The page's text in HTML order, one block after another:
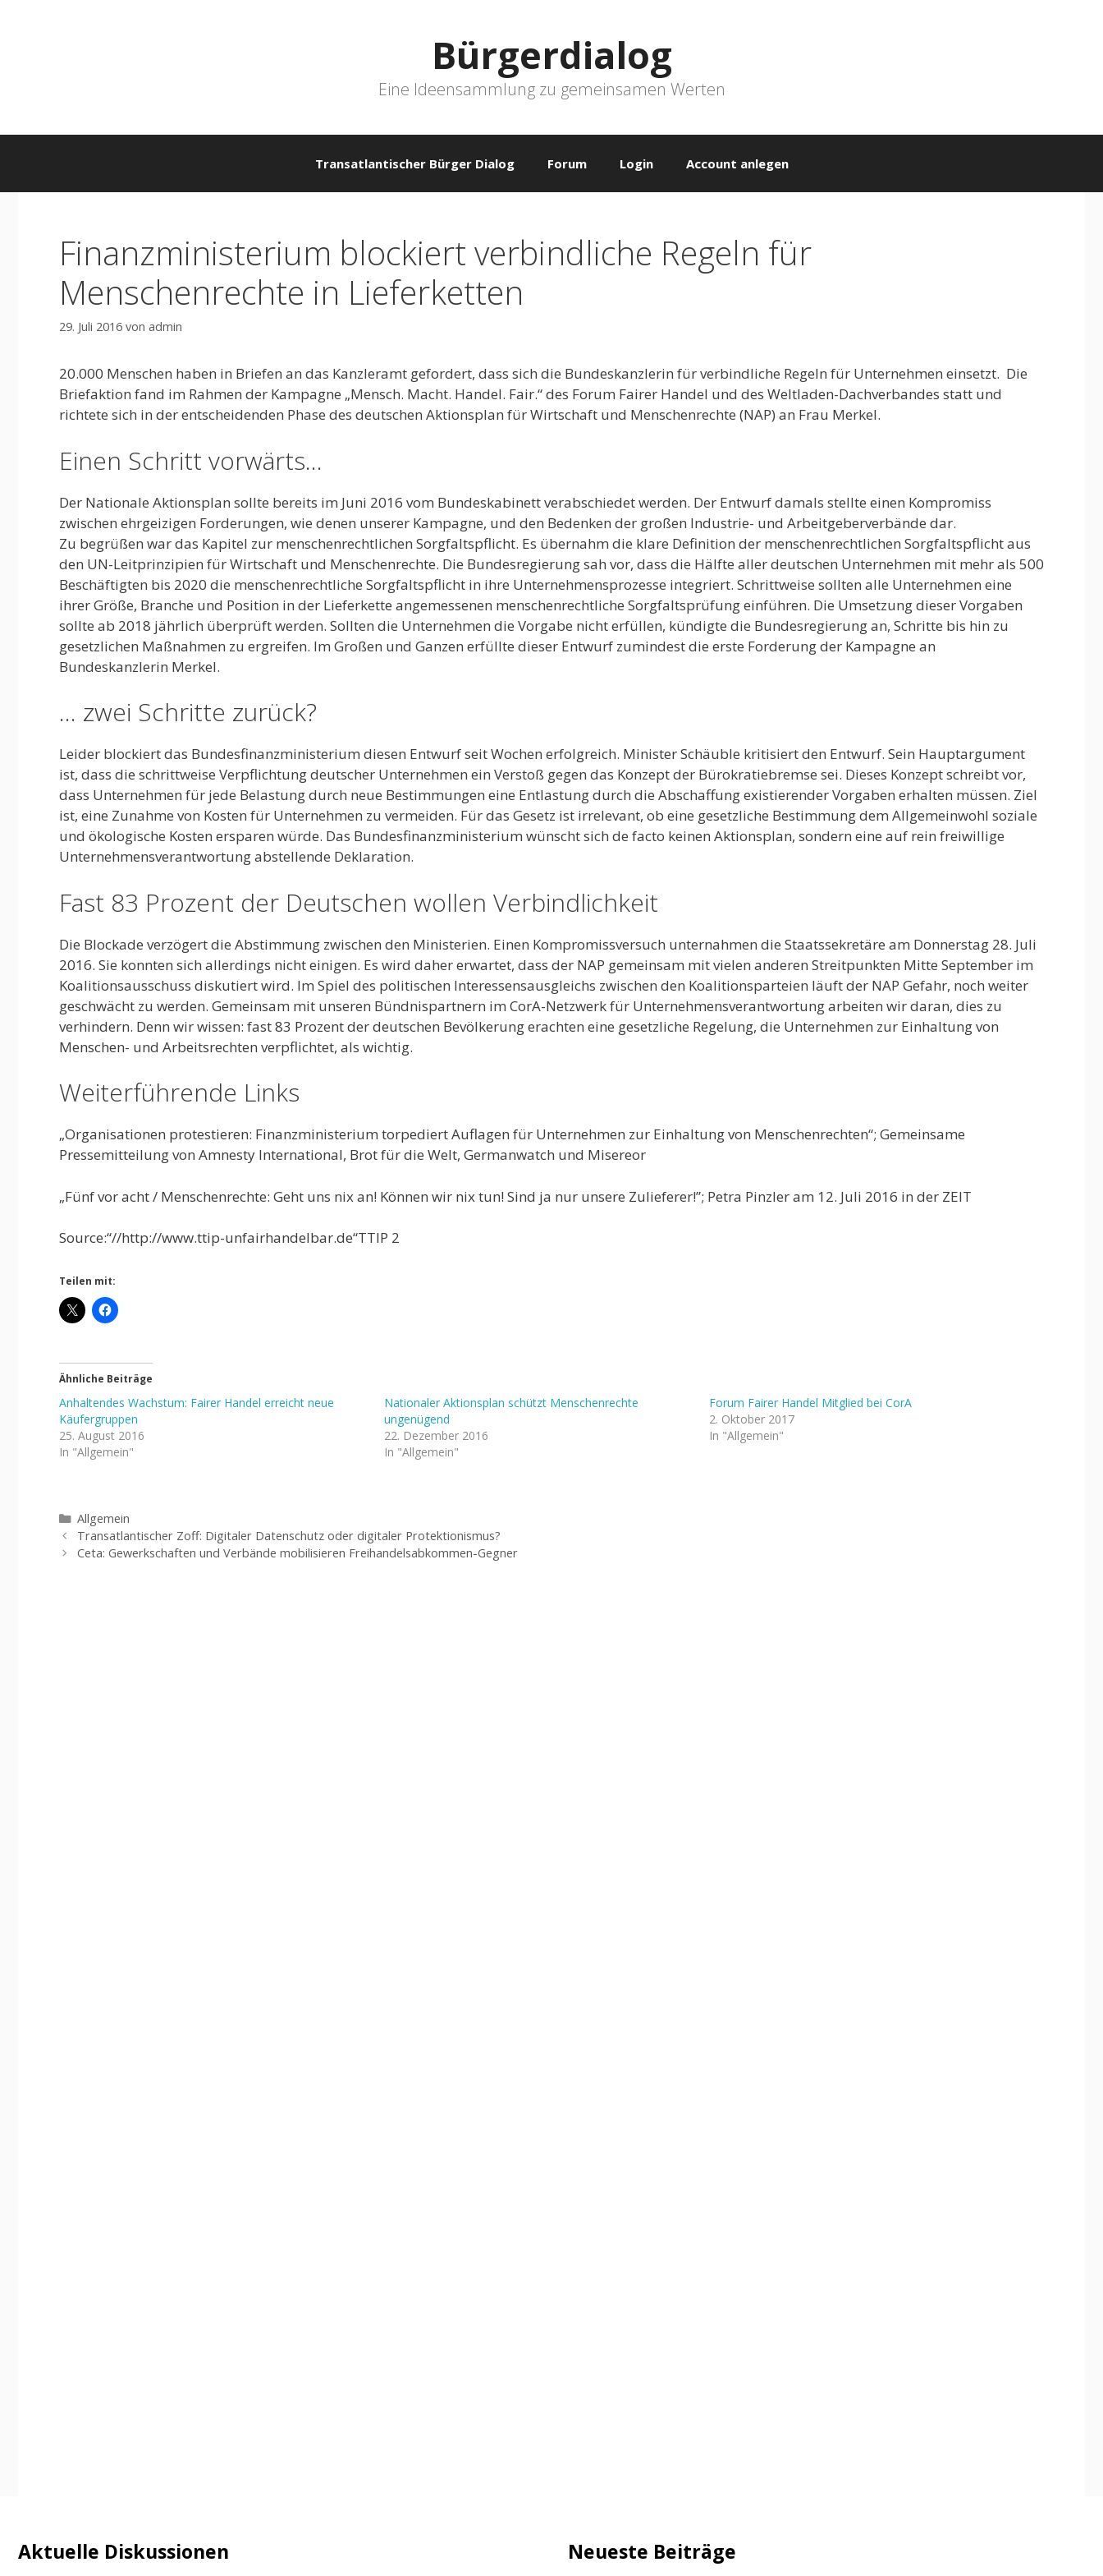
Bürgerdialog
Eine Ideensammlung zu gemeinsamen Werten
Transatlantischer Bürger Dialog Forum Login Account anlegen
Finanzministerium blockiert verbindliche Regeln für
Menschenrechte in Lieferketten
29. Juli 2016 von admin
20.000 Menschen haben in Briefen an das Kanzleramt gefordert, dass sich die Bundeskanzlerin für verbindliche Regeln für Unternehmen einsetzt. Die
Briefaktion fand im Rahmen der Kampagne „Mensch. Macht. Handel. Fair.“ des Forum Fairer Handel und des Weltladen-Dachverbandes statt und
richtete sich in der entscheidenden Phase des deutschen Aktionsplan für Wirtschaft und Menschenrechte (NAP) an Frau Merkel.
Einen Schritt vorwärts…
Der Nationale Aktionsplan sollte bereits im Juni 2016 vom Bundeskabinett verabschiedet werden. Der Entwurf damals stellte einen Kompromiss
zwischen ehrgeizigen Forderungen, wie denen unserer Kampagne, und den Bedenken der großen Industrie- und Arbeitgeberverbände dar.
Zu begrüßen war das Kapitel zur menschenrechtlichen Sorgfaltspflicht. Es übernahm die klare Definition der menschenrechtlichen Sorgfaltspflicht aus
den UN-Leitprinzipien für Wirtschaft und Menschenrechte. Die Bundesregierung sah vor, dass die Hälfte aller deutschen Unternehmen mit mehr als 500
Beschäftigten bis 2020 die menschenrechtliche Sorgfaltspflicht in ihre Unternehmensprozesse integriert. Schrittweise sollten alle Unternehmen eine
ihrer Größe, Branche und Position in der Lieferkette angemessenen menschenrechtliche Sorgfaltsprüfung einführen. Die Umsetzung dieser Vorgaben
sollte ab 2018 jährlich überprüft werden. Sollten die Unternehmen die Vorgabe nicht erfüllen, kündigte die Bundesregierung an, Schritte bis hin zu
gesetzlichen Maßnahmen zu ergreifen. Im Großen und Ganzen erfüllte dieser Entwurf zumindest die erste Forderung der Kampagne an
Bundeskanzlerin Merkel.
… zwei Schritte zurück?
Leider blockiert das Bundesfinanzministerium diesen Entwurf seit Wochen erfolgreich. Minister Schäuble kritisiert den Entwurf. Sein Hauptargument
ist, dass die schrittweise Verpflichtung deutscher Unternehmen ein Verstoß gegen das Konzept der Bürokratiebremse sei. Dieses Konzept schreibt vor,
dass Unternehmen für jede Belastung durch neue Bestimmungen eine Entlastung durch die Abschaffung existierender Vorgaben erhalten müssen. Ziel
ist, eine Zunahme von Kosten für Unternehmen zu vermeiden. Für das Gesetz ist irrelevant, ob eine gesetzliche Bestimmung dem Allgemeinwohl soziale
und ökologische Kosten ersparen würde. Das Bundesfinanzministerium wünscht sich de facto keinen Aktionsplan, sondern eine auf rein freiwillige
Unternehmensverantwortung abstellende Deklaration.
Fast 83 Prozent der Deutschen wollen Verbindlichkeit
Die Blockade verzögert die Abstimmung zwischen den Ministerien. Einen Kompromissversuch unternahmen die Staatssekretäre am Donnerstag 28. Juli
2016. Sie konnten sich allerdings nicht einigen. Es wird daher erwartet, dass der NAP gemeinsam mit vielen anderen Streitpunkten Mitte September im
Koalitionsausschuss diskutiert wird. Im Spiel des politischen Interessensausgleichs zwischen den Koalitionsparteien läuft der NAP Gefahr, noch weiter
geschwächt zu werden. Gemeinsam mit unseren Bündnispartnern im CorA-Netzwerk für Unternehmensverantwortung arbeiten wir daran, dies zu
verhindern. Denn wir wissen: fast 83 Prozent der deutschen Bevölkerung erachten eine gesetzliche Regelung, die Unternehmen zur Einhaltung von
Menschen- und Arbeitsrechten verpflichtet, als wichtig.
Weiterführende Links
„Organisationen protestieren: Finanzministerium torpediert Auflagen für Unternehmen zur Einhaltung von Menschenrechten“; Gemeinsame
Pressemitteilung von Amnesty International, Brot für die Welt, Germanwatch und Misereor
„Fünf vor acht / Menschenrechte: Geht uns nix an! Können wir nix tun! Sind ja nur unsere Zulieferer!”; Petra Pinzler am 12. Juli 2016 in der ZEIT
Source:“//http://www.ttip-unfairhandelbar.de“TTIP 2
Teilen mit:
Ähnliche Beiträge
Anhaltendes Wachstum: Fairer Handel erreicht neue
Käufergruppen
25. August 2016
In "Allgemein"
Nationaler Aktionsplan schützt Menschenrechte
ungenügend
22. Dezember 2016
In "Allgemein"
Forum Fairer Handel Mitglied bei CorA
2. Oktober 2017
In "Allgemein"
Kategorien
Allgemein
Transatlantischer Zoff: Digitaler Datenschutz oder digitaler Protektionismus?
Ceta: Gewerkschaften und Verbände mobilisieren Freihandelsabkommen-Gegner
Aktuelle Diskussionen Neueste Beiträge